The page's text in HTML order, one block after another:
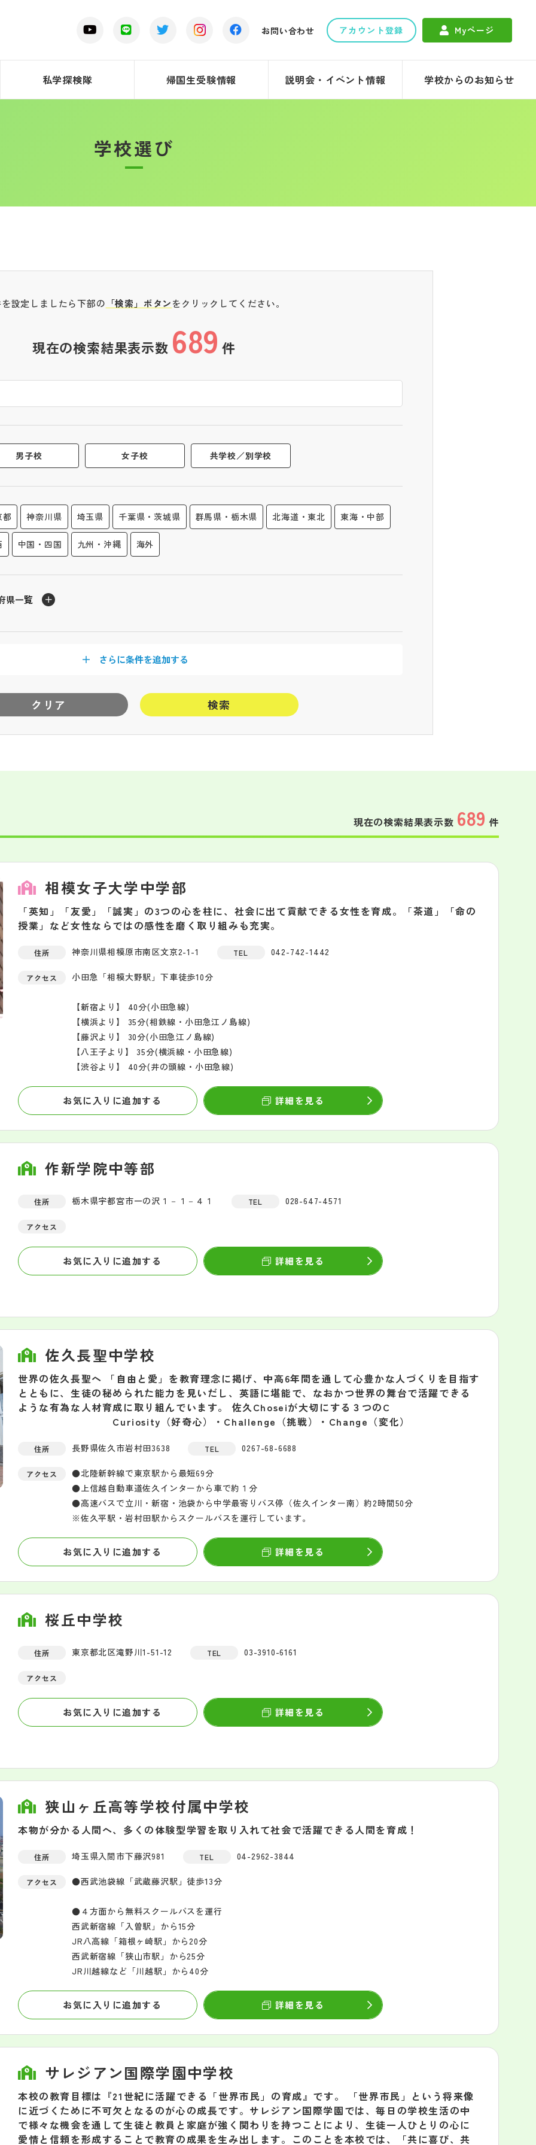
お問い合わせ アカウント登録 Myページ
私学探検隊 帰国生受験情報 説明会・イベント情報 学校からのお知らせ
学校選び
設定しましたら下部の 「検索」ボタンをクリックしてください。
現在の検索結果表示数 689 件
男子校 女子校 共学校／別学校
都 神奈川県 埼玉県 千葉県・茨城県 群馬県・栃木県 北海道・東北 東海・中部
中国・四国 九州・沖縄 海外
県一覧
さらに条件を追加する
クリア 検索
現在の検索結果表示数 689 件
相模女子大学中学部
「英知」「友愛」「誠実」の3つの心を柱に、社会に出て貢献できる女性を育成。「茶道」「命の
授業」など女性ならではの感性を磨く取り組みも充実。
住所 神奈川県相模原市南区文京2-1-1 TEL 042-742-1442
アクセス 小田急「相模大野駅」下車徒歩10分
【新宿より】 40分(小田急線)
【横浜より】 35分(相鉄線・小田急江ノ島線)
【藤沢より】 30分(小田急江ノ島線)
【八王子より】 35分(横浜線・小田急線)
【渋谷より】 40分(井の頭線・小田急線)
お気に入りに追加する 詳細を見る
作新学院中等部
住所 栃木県宇都宮市一の沢１－１－４１ TEL 028-647-4571
アクセス
お気に入りに追加する 詳細を見る
佐久長聖中学校
世界の佐久長聖へ 「自由と愛」を教育理念に掲げ、中高6年間を通して心豊かな人づくりを目指す
とともに、生徒の秘められた能力を見いだし、英語に堪能で、なおかつ世界の舞台で活躍できる
ような有為な人材育成に取り組んでいます。 佐久Choseiが大切にする３つのC
Curiosity（好奇心）・Challenge（挑戦）・Change（変化）
住所 長野県佐久市岩村田3638 TEL 0267-68-6688
アクセス
●北陸新幹線で東京駅から最短69分
●上信越自動車道佐久インターから車で約１分
●高速バスで立川・新宿・池袋から中学最寄りバス停（佐久インター南）約2時間50分
※佐久平駅・岩村田駅からスクールバスを運行しています。
お気に入りに追加する 詳細を見る
桜丘中学校
住所 東京都北区滝野川1-51-12 TEL 03-3910-6161
アクセス
お気に入りに追加する 詳細を見る
狭山ヶ丘高等学校付属中学校
本物が分かる人間へ、多くの体験型学習を取り入れて社会で活躍できる人間を育成！
住所 埼玉県入間市下藤沢981 TEL 04-2962-3844
アクセス ●西武池袋線「武蔵藤沢駅」徒歩13分
●４方面から無料スクールバスを運行
西武新宿線「入曽駅」から15分
JR八高線「箱根ヶ崎駅」から20分
西武新宿線「狭山市駅」から25分
JR川越線など「川越駅」から40分
お気に入りに追加する 詳細を見る
サレジアン国際学園中学校
本校の教育目標は『21世紀に活躍できる「世界市民」の育成』です。 「世界市民」という将来像
に近づくために不可欠となるのが心の成長です。サレジアン国際学園では、毎日の学校生活の中
で様々な機会を通して生徒と教員と家庭が強く関わりを持つことにより、生徒一人ひとりの心に
愛情と信頼を形成することで教育の成果を生み出します。このことを本校では、「共に喜び、共